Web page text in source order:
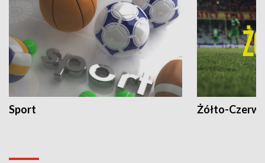
Sport Żółto-